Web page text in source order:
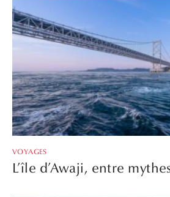
VOYAGES
L’île d’Awaji, entre